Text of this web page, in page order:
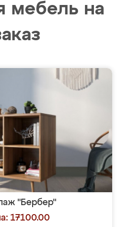
мебель на
"Бербер"
17100.00